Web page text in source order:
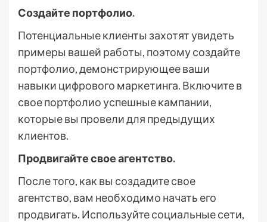
Создайте портфолио.
Потенциальные клиенты захотят увидеть
примеры вашей работы, поэтому создайте
портфолио, демонстрирующее ваши
навыки цифрового маркетинга. Включите в
свое портфолио успешные кампании,
которые вы провели для предыдущих
клиентов.
Продвигайте свое агентство.
После того, как вы создадите свое
агентство, вам необходимо начать его
продвигать. Используйте социальные сети,